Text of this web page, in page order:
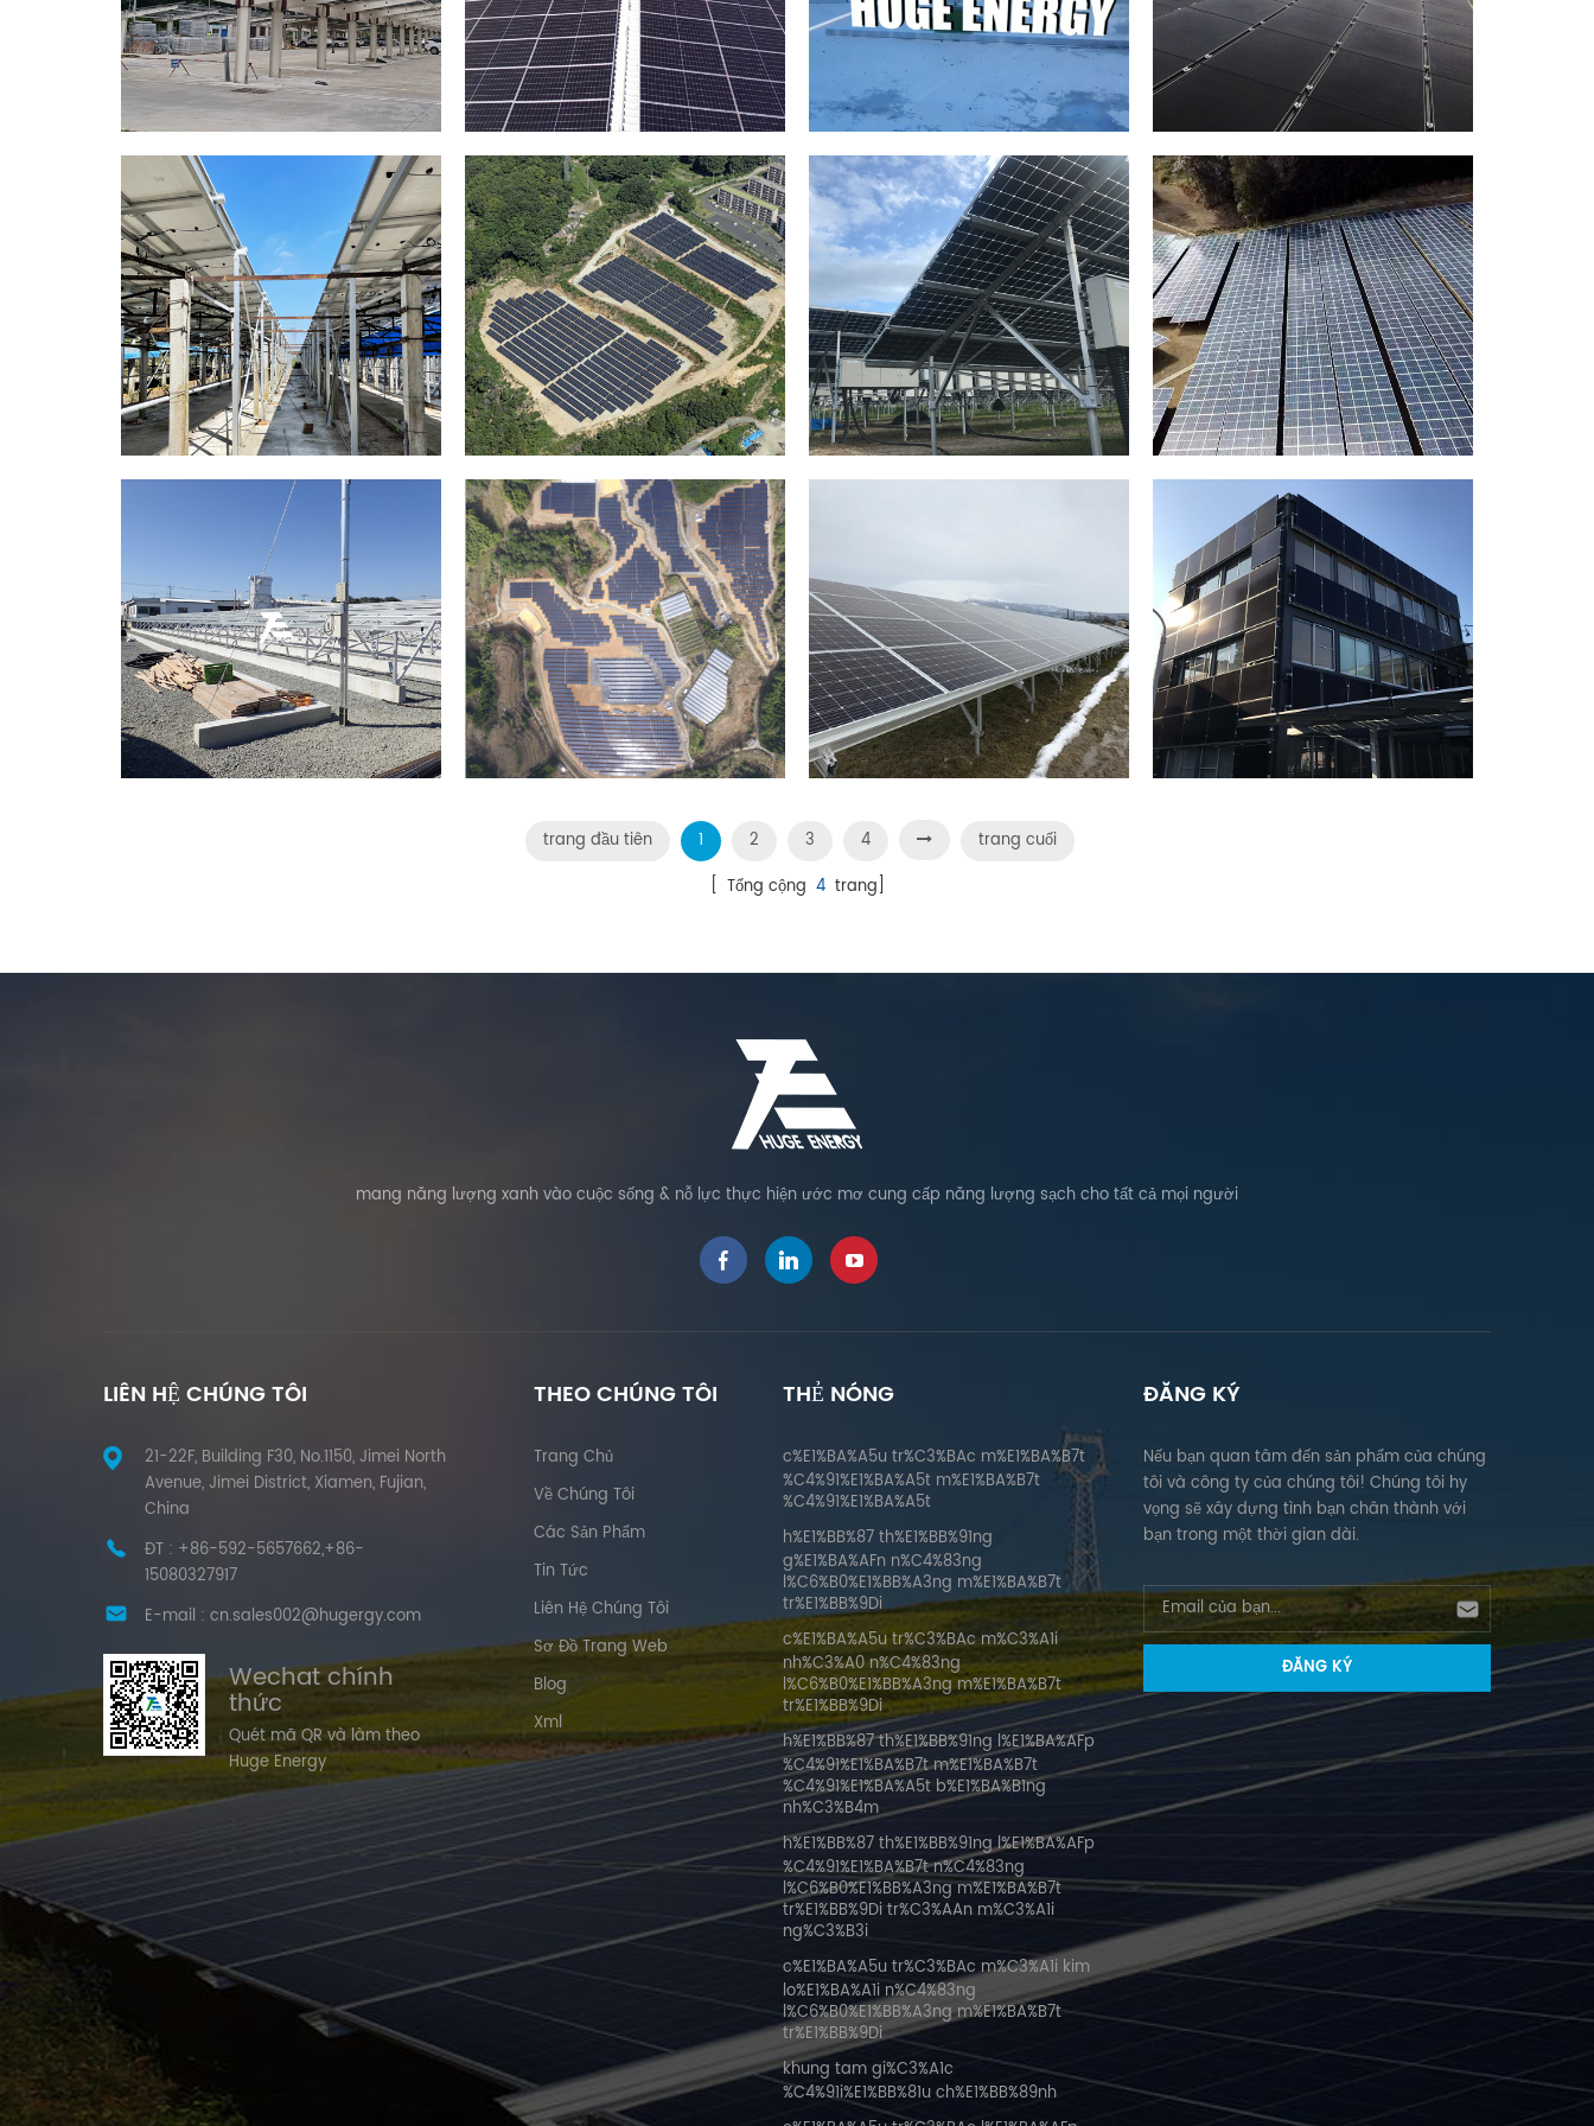
trang đầu tiên 1 2 3 4
trang cuối
[ Tổng cộng 4trang]
mang năng lượng xanh vào cuộc sống & nỗ lực thực hiện ước mơ cung cấp năng lượng sạch cho tất cả mọi người
LIÊN HỆ CHÚNG TÔI
21-22F, Building F30, No.1150, Jimei North
Avenue, Jimei District, Xiamen, Fujian,
China
ĐT : +86-592-5657662,+86-
15080327917
E-mail : cn.sales002@hugergy.com
Wechat chính
thức
Quét mã QR và làm theo
Huge Energy
THEO CHÚNG TÔI
Trang Chủ
Về Chúng Tôi
Các Sản Phẩm
Tin Tức
Liên Hệ Chúng Tôi
Sơ Đồ Trang Web
Blog
Xml
THẺ NÓNG
c%E1%BA%A5u tr%C3%BAc m%E1%BA%B7t
%C4%91%E1%BA%A5t m%E1%BA%B7t
%C4%91%E1%BA%A5t
h%E1%BB%87 th%E1%BB%91ng
g%E1%BA%AFn n%C4%83ng
l%C6%B0%E1%BB%A3ng m%E1%BA%B7t
tr%E1%BB%9Di
c%E1%BA%A5u tr%C3%BAc m%C3%A1i
nh%C3%A0 n%C4%83ng
l%C6%B0%E1%BB%A3ng m%E1%BA%B7t
tr%E1%BB%9Di
h%E1%BB%87 th%E1%BB%91ng l%E1%BA%AFp
%C4%91%E1%BA%B7t m%E1%BA%B7t
%C4%91%E1%BA%A5t b%E1%BA%B1ng
nh%C3%B4m
h%E1%BB%87 th%E1%BB%91ng l%E1%BA%AFp
%C4%91%E1%BA%B7t n%C4%83ng
l%C6%B0%E1%BB%A3ng m%E1%BA%B7t
tr%E1%BB%9Di tr%C3%AAn m%C3%A1i
ng%C3%B3i
c%E1%BA%A5u tr%C3%BAc m%C3%A1i kim
lo%E1%BA%A1i n%C4%83ng
l%C6%B0%E1%BB%A3ng m%E1%BA%B7t
tr%E1%BB%9Di
khung tam gi%C3%A1c
%C4%91i%E1%BB%81u ch%E1%BB%89nh
ĐĂNG KÝ
Nếu bạn quan tâm đến sản phẩm của chúng
tôi và công ty của chúng tôi! Chúng tôi hy
vọng sẽ xây dựng tình bạn chân thành với
bạn trong một thời gian dài.